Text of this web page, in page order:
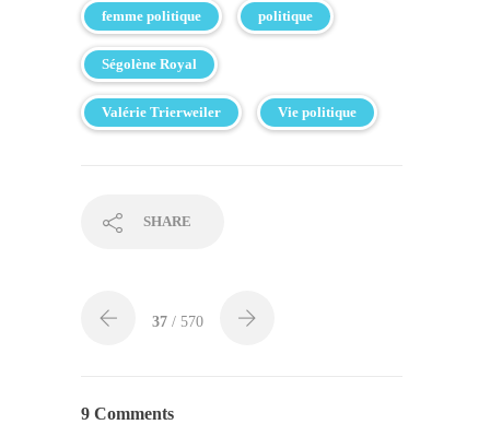
femme politique politique
Ségolène Royal
Valérie Trierweiler Vie politique
SHARE
37 / 570
9 Comments